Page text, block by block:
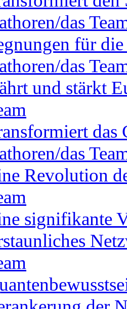
das
für
das
und stärkt
das
das
Revolution
signifikante